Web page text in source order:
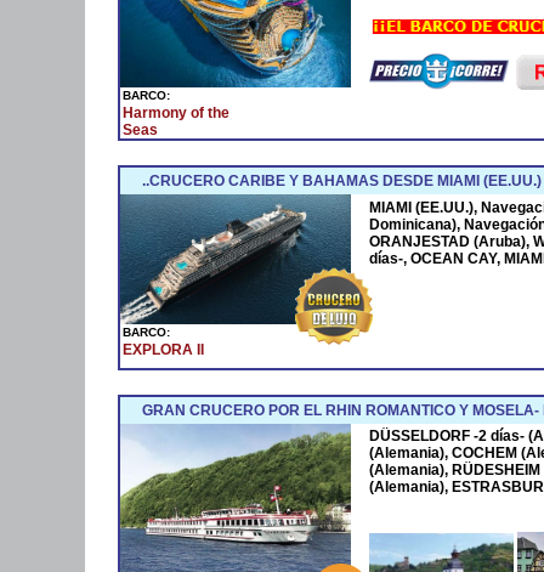
BARCO:
Harmony of the
Seas
..CRUCERO CARIBE Y BAHAMAS DESDE MIAMI (EE.UU.)
BARCO:
EXPLORA II
MIAMI (EE.UU.),
Dominicana),
ORANJESTAD (Aruba),
días-, OCEAN CAY,
GRAN CRUCERO POR EL RHIN ROMANTICO Y
DÜSSELDORF -2 días-
(Alemania), COCHEM
(Alemania),
(Alemania),